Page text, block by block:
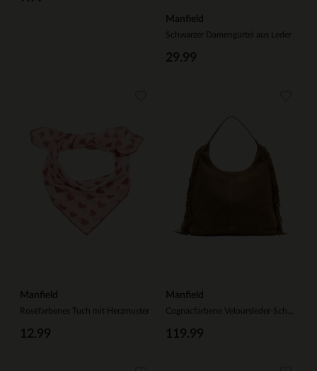
Manfield
Schwarzer Damengürtel aus Leder
29.99
Manfield
Roséfarbenes Tuch mit Herzmuster
12.99
Manfield
119.99